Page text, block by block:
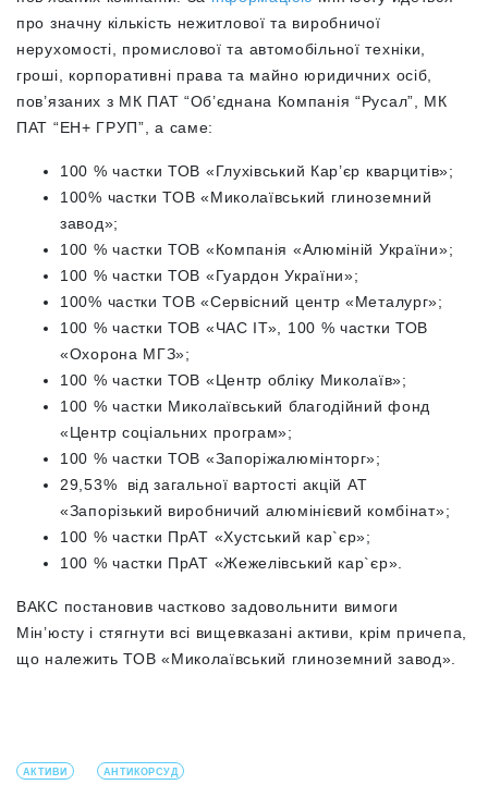
про значну кількість нежитлової та виробничої
нерухомості, промислової та автомобільної техніки,
гроші, корпоративні права та майно юридичних осіб,
пов’язаних з МК ПАТ “Об’єднана Компанія “Русал”, МК
ПАТ “ЕН+ ГРУП”, а саме:
100 % частки ТОВ «Глухівський Кар’єр кварцитів»;
100% частки ТОВ «Миколаївський глиноземний
завод»;
100 % частки ТОВ «Компанія «Алюміній України»;
100 % частки ТОВ «Гуардон України»;
100% частки ТОВ «Сервісний центр «Металург»;
100 % частки ТОВ «ЧАС ІТ», 100 % частки ТОВ
«Охорона МГЗ»;
100 % частки ТОВ «Центр обліку Миколаїв»;
100 % частки Миколаївський благодійний фонд
«Центр соціальних програм»;
100 % частки ТОВ «Запоріжалюмінторг»;
29,53% від загальної вартості акцій АТ
«Запорізький виробничий алюмінієвий комбінат»;
100 % частки ПрАТ «Хустський кар`єр»;
100 % частки ПрАТ «Жежелівський кар`єр».
ВАКС постановив частково задовольнити вимоги
Мін’юсту і стягнути всі вищевказані активи, крім причепа,
що належить ТОВ «Миколаївський глиноземний завод».
АКТИВИ АНТИКОРСУД